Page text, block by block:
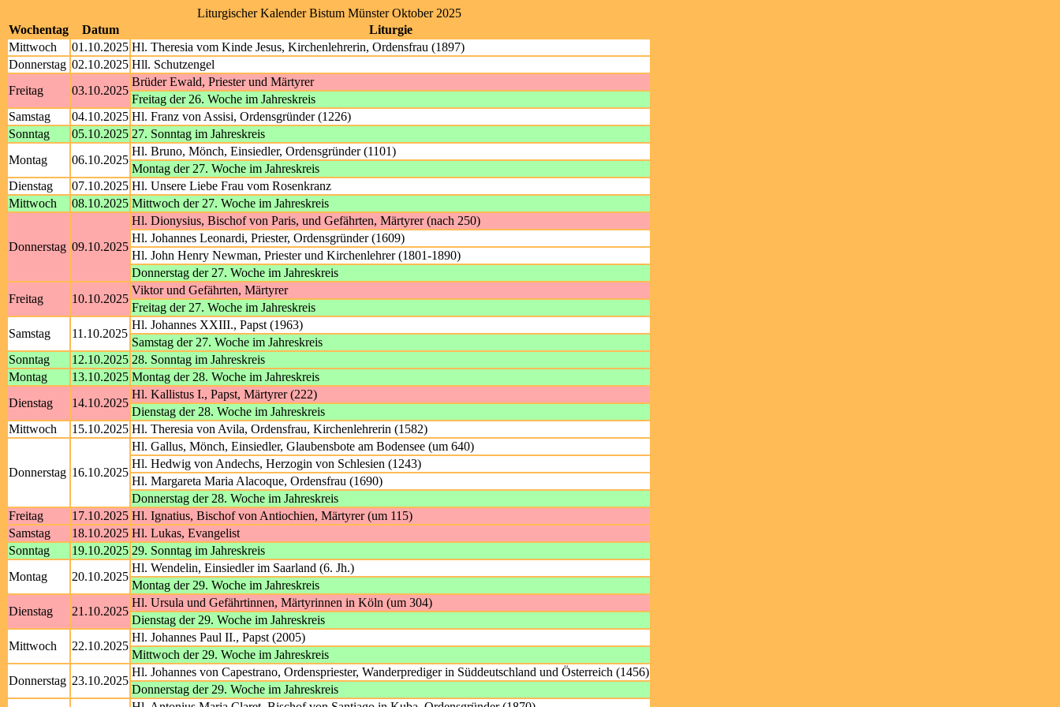
Liturgischer Kalender Bistum Münster Oktober 2025
Wochentag
Datum
Liturgie
Mittwoch
01.10.2025 Hl. Theresia vom Kinde Jesus, Kirchenlehrerin, Ordensfrau (1897)
Donnerstag 02.10.2025 Hll. Schutzengel
Freitag
03.10.2025
Brüder Ewald, Priester und Märtyrer
Freitag der 26. Woche im Jahreskreis
Samstag
04.10.2025 Hl. Franz von Assisi, Ordensgründer (1226)
Sonntag
05.10.2025 27. Sonntag im Jahreskreis
Montag
06.10.2025
Hl. Bruno, Mönch, Einsiedler, Ordensgründer (1101)
Montag der 27. Woche im Jahreskreis
Dienstag
07.10.2025 Hl. Unsere Liebe Frau vom Rosenkranz
Mittwoch
08.10.2025 Mittwoch der 27. Woche im Jahreskreis
Donnerstag 09.10.2025
Hl. Dionysius, Bischof von Paris, und Gefährten, Märtyrer (nach 250)
Hl. Johannes Leonardi, Priester, Ordensgründer (1609)
Hl. John Henry Newman, Priester und Kirchenlehrer (1801-1890)
Donnerstag der 27. Woche im Jahreskreis
Freitag
10.10.2025
Viktor und Gefährten, Märtyrer
Freitag der 27. Woche im Jahreskreis
Samstag
11.10.2025
Hl. Johannes XXIII., Papst (1963)
Samstag der 27. Woche im Jahreskreis
Sonntag
12.10.2025 28. Sonntag im Jahreskreis
Montag
13.10.2025 Montag der 28. Woche im Jahreskreis
Dienstag
14.10.2025
Hl. Kallistus I., Papst, Märtyrer (222)
Dienstag der 28. Woche im Jahreskreis
Mittwoch
15.10.2025 Hl. Theresia von Avila, Ordensfrau, Kirchenlehrerin (1582)
Donnerstag 16.10.2025
Hl. Gallus, Mönch, Einsiedler, Glaubensbote am Bodensee (um 640)
Hl. Hedwig von Andechs, Herzogin von Schlesien (1243)
Hl. Margareta Maria Alacoque, Ordensfrau (1690)
Donnerstag der 28. Woche im Jahreskreis
Freitag
17.10.2025 Hl. Ignatius, Bischof von Antiochien, Märtyrer (um 115)
Samstag
18.10.2025 Hl. Lukas, Evangelist
Sonntag
19.10.2025 29. Sonntag im Jahreskreis
Montag
20.10.2025
Hl. Wendelin, Einsiedler im Saarland (6. Jh.)
Montag der 29. Woche im Jahreskreis
Dienstag
21.10.2025
Hl. Ursula und Gefährtinnen, Märtyrinnen in Köln (um 304)
Dienstag der 29. Woche im Jahreskreis
Mittwoch
22.10.2025
Hl. Johannes Paul II., Papst (2005)
Mittwoch der 29. Woche im Jahreskreis
Donnerstag 23.10.2025
Hl. Johannes von Capestrano, Ordenspriester, Wanderprediger in Süddeutschland und Österreich (1456)
Donnerstag der 29. Woche im Jahreskreis